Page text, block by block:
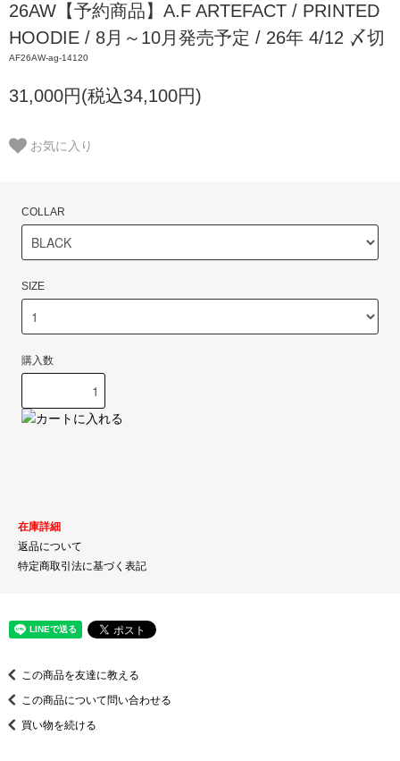
26AW【予約商品】A.F ARTEFACT / PRINTED
HOODIE / 8月～10月発売予定 / 26年 4/12 〆切
AF26AW-ag-14120
31,000円(税込34,100円)
お気に入り
COLLAR
SIZE
購入数
在庫詳細
返品について
特定商取引法に基づく表記
この商品を友達に教える
この商品について問い合わせる
買い物を続ける